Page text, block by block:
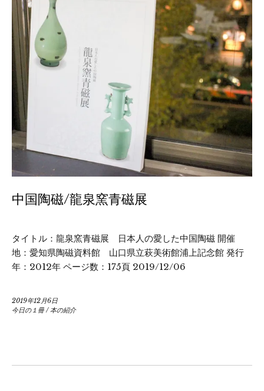
中国陶磁/龍泉窯青磁展
タイトル：龍泉窯青磁展 日本人の愛した中国陶磁 開催
地：愛知県陶磁資料館 山口県立萩美術館浦上記念館 発行
年：2012年 ページ数：175頁 2019/12/06
2019年12月6日
今日の１冊/本の紹介